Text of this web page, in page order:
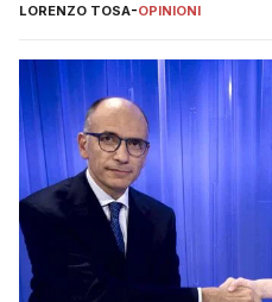
LORENZO TOSA-OPINIONI